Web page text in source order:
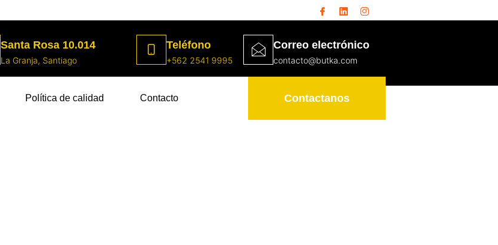
Santa Rosa 10.014
La Granja, Santiago
Teléfono
+562 2541 9995
Correo electrónico
contacto@butka.com
Política de calidad Contacto Contactanos